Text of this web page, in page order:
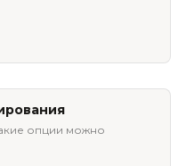
опции можно